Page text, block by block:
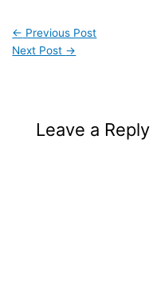
← Previous Post
Next Post →
Leave a Reply